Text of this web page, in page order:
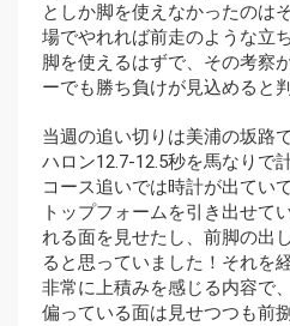
としか脚を使えなかったのは
場でやれれば前走のような立
脚を使えるはずで、その考察
ーでも勝ち負けが見込めると
当週の追い切りは美浦の坂路
ハロン12.7-12.5秒を馬なりで
コース追いでは時計が出てい
トップフォームを引き出せて
れる面を見せたし、前脚の出
ると思っていました！それを
非常に上積みを感じる内容で
偏っている面は見せつつも前